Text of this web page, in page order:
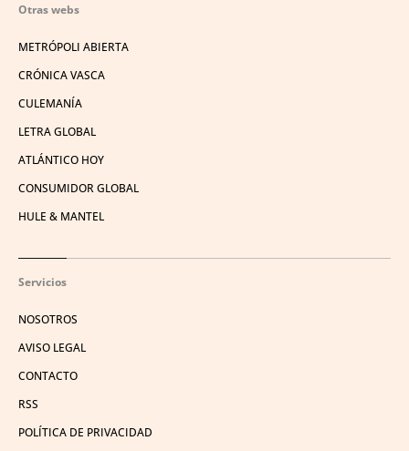
Otras webs
METRÓPOLI ABIERTA
CRÓNICA VASCA
CULEMANÍA
LETRA GLOBAL
ATLÁNTICO HOY
CONSUMIDOR GLOBAL
HULE & MANTEL
Servicios
NOSOTROS
AVISO LEGAL
CONTACTO
RSS
POLÍTICA DE PRIVACIDAD